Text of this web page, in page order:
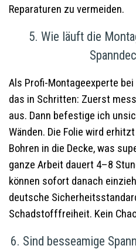
Reparaturen zu vermeiden.
5. Wie läuft die
Als Profi-Montageexperte
das in Schritten: Zuerst
aus. Dann befestige ich
Wänden. Die Folie wird
Bohren in die Decke, was
ganze Arbeit dauert 4–8
können sofort danach
deutsche
Schadstofffreiheit. Kein
6. Sind besseamige